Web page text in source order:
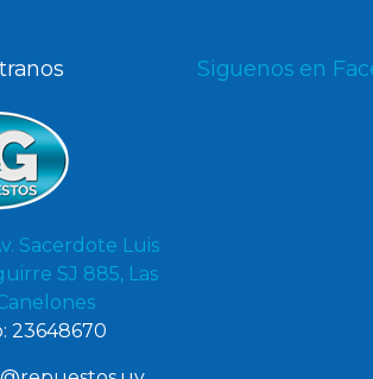
Sacerdote Luis
SJ 885, Las
23648670
Siguenos en